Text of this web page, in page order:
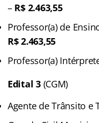
– R$ 2.463,55
Professor(a) de
R$ 2.463,55
Professor(a)
Edital 3(CGM)
Agente de Trânsito e